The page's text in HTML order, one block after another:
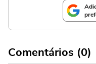
Comentários (0)